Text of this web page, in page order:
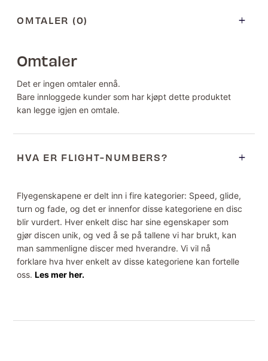
OMTALER (0)
Omtaler
Det er ingen omtaler ennå.
Bare innloggede kunder som har kjøpt dette produktet
kan legge igjen en omtale.
HVA ER FLIGHT-NUMBERS?
Flyegenskapene er delt inn i fire kategorier: Speed, glide,
turn og fade, og det er innenfor disse kategoriene en disc
blir vurdert. Hver enkelt disc har sine egenskaper som
gjør discen unik, og ved å se på tallene vi har brukt, kan
man sammenligne discer med hverandre. Vi vil nå
forklare hva hver enkelt av disse kategoriene kan fortelle
oss.Les mer her.